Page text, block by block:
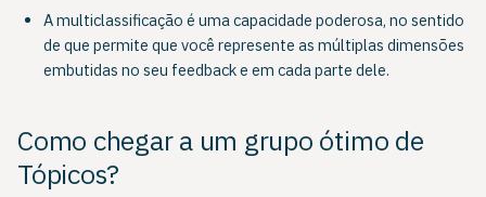
A multiclassificação é uma capacidade poderosa, no sentido
de que permite que você represente as múltiplas dimensões
embutidas no seu feedback e em cada parte dele.
Como chegar a um grupo ótimo de
Tópicos?